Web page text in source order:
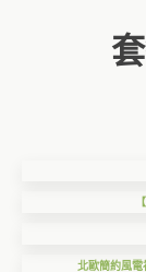
北歐簡約風電